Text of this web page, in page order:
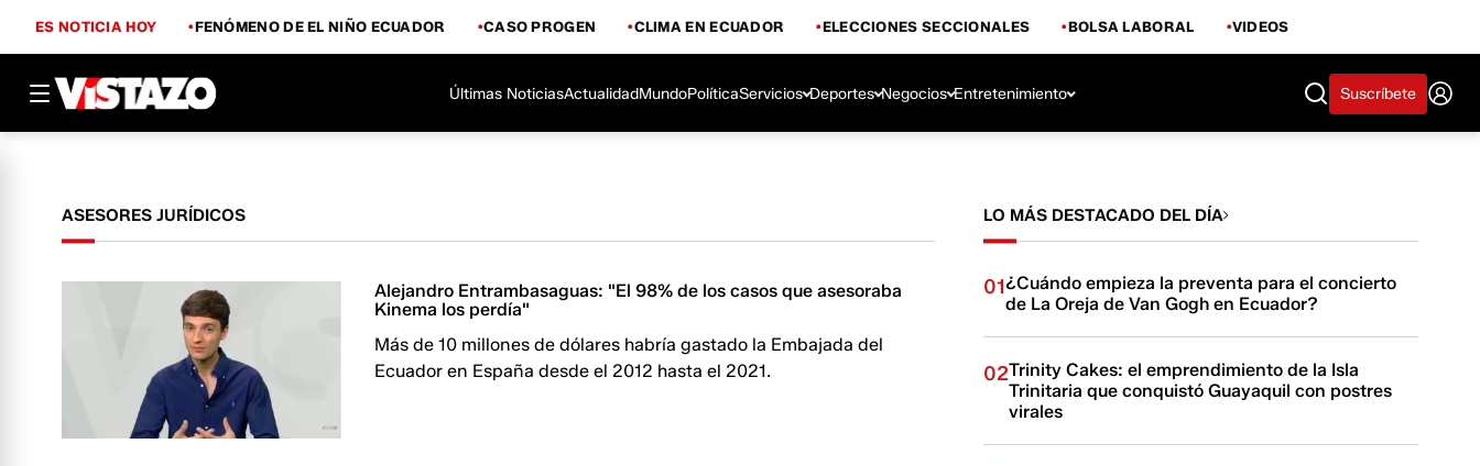
ES NOTICIA HOY FENÓMENO DE EL NIÑO ECUADOR CASO PROGEN CLIMA EN ECUADOR ELECCIONES SECCIONALES BOLSA LABORAL VIDEOS
Últimas NoticiasActualidadMundoPolíticaServicios Deportes Negocios Entretenimiento Suscríbete
ASESORES JURÍDICOS
Alejandro Entrambasaguas: "El 98% de los casos que asesoraba
Kinema los perdía"
Más de 10 millones de dólares habría gastado la Embajada del
Ecuador en España desde el 2012 hasta el 2021.
LO MÁS DESTACADO DEL DÍA
01¿Cuándo empieza la preventa para el concierto
de La Oreja de Van Gogh en Ecuador?
02Trinity Cakes: el emprendimiento de la Isla
Trinitaria que conquistó Guayaquil con postres
virales